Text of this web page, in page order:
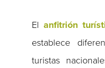
Elanfitrión
establece
turistas